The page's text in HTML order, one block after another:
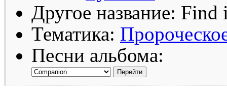
Другое название: Find
Тематика:
Песни альбома: